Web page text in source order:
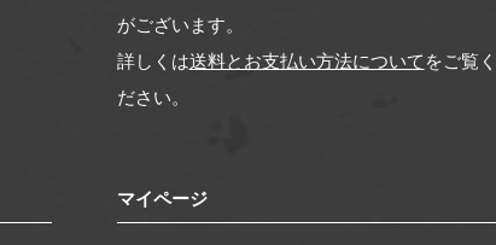
がございます。
詳しくは送料とお支払い方法について をご覧く
ださい。
マイページ